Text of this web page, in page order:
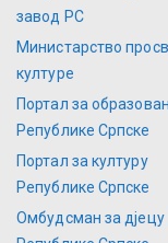
завод РС
Министарство
културе
Портал за
Републике Српске
Портал за културу
Републике Српске
Омбудсман за дјецу